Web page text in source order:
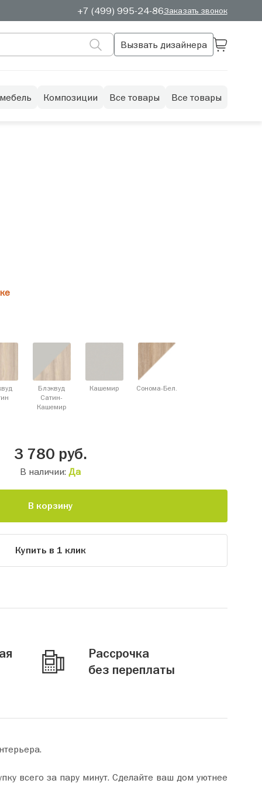
+7 (499) 995-24-86Заказать звонок
Вызвать дизайнера
Композиции Все товары Все товары
Блэквуд
Cатин-
Кашемир
Кашемир Сонома-Бел.
3 780 руб.
В наличии: Да
В корзину
Купить в 1 клик
Рассрочка
без переплаты